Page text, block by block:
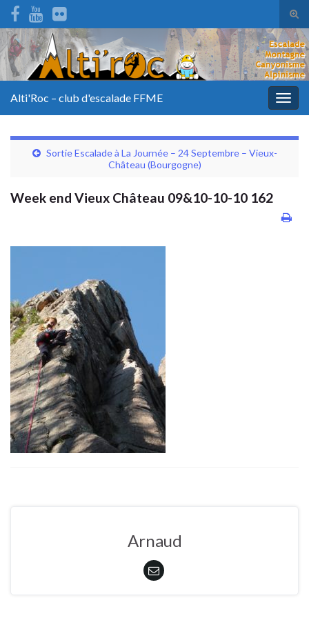
Alti'Roc – club d'escalade FFME
Sortie Escalade à La Journée – 24 Septembre – Vieux-
Château (Bourgogne)
Week end Vieux Château 09&10-10-10 162
Arnaud